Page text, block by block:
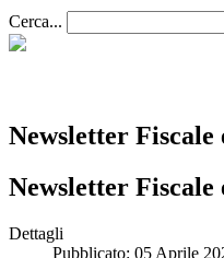
Cerca...
Newsletter Fiscale
Newsletter Fiscale
Dettagli
Pubblicato: 05 Aprile